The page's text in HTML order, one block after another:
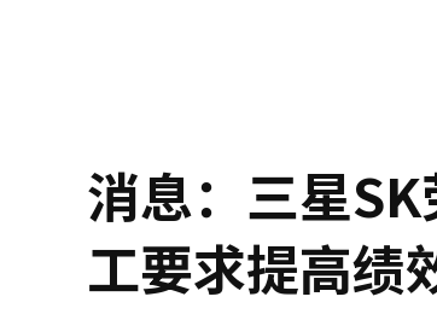
消息：三星
工要求提高绩